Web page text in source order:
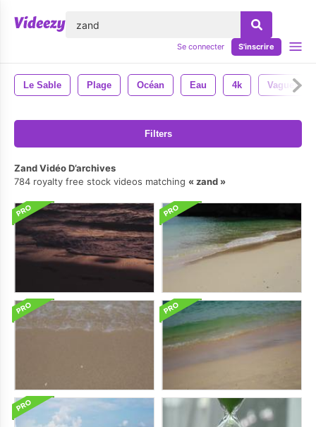
Se connecter S'inscrire
Le Sable Plage Océan Eau 4k Vagues
Filters
Zand Vidéo D’archives
784 royalty free stock videos matching
zand